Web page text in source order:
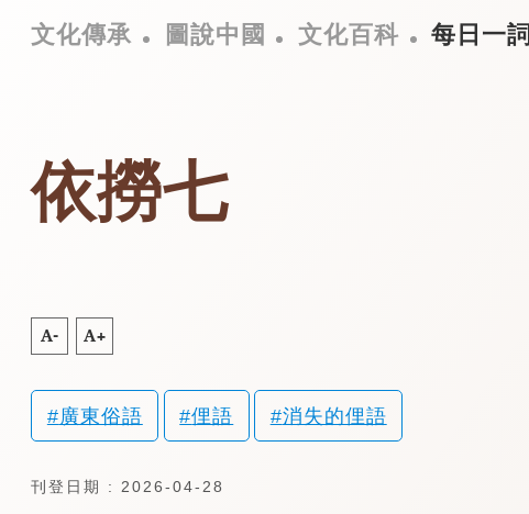
文化傳承 圖說中國 文化百科 每日一詞
依撈七
A- A+
廣東俗語 俚語 消失的俚語
刊登日期 : 2026-04-28